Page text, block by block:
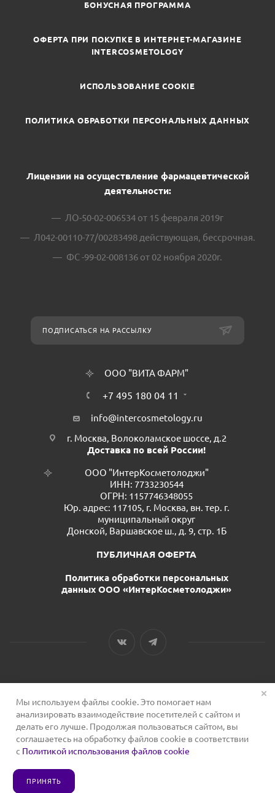
БОНУСНАЯ ПРОГРАММА
ОФЕРТА ПРИ ПОКУПКЕ В ИНТЕРНЕТ-МАГАЗИНЕ
INTERCOSMETOLOGY
ИСПОЛЬЗОВАНИЕ COOKIE
ПОЛИТИКА ОБРАБОТКИ ПЕРСОНАЛЬНЫХ ДАННЫХ
Лицензии на осуществление фармацевтической
деятельности:
ЛО-50-02-006534 от 15 февраля 2019г
Л042-00110-77/00283498 действующая, бессрочная.
ФС -99-02-008136 от 02 ноября 2020г.
ПОДПИСАТЬСЯ НА РАССЫЛКУ
ООО "ВИТА ФАРМ"
+7 495 180 04 11
info@intercosmetology.ru
г. Москва, Волоколамское шоссе, д.2
Доставка по всей России!
ООО "ИнтерКосметолоджи"
ИНН: 7733230544
ОГРН: 1157746348055
Юр. адрес: 117105, г. Москва, вн. тер. г.
муниципальный округ
Донской, Варшавское ш., д. 9, стр. 1Б
ПУБЛИЧНАЯ ОФЕРТА
Политика обработки персональных
данных ООО «ИнтерКосметолоджи»
2026 © Сервис для косметологов
Мы используем файлы cookie. Это помогает нам
анализировать взаимодействие посетителей с сайтом и
делать его лучше. Продолжая пользоваться сайтом, вы
соглашаетесь на обработку файлов cookie в соответствии
с Политикой использования файлов cookie
ПРИНЯТЬ